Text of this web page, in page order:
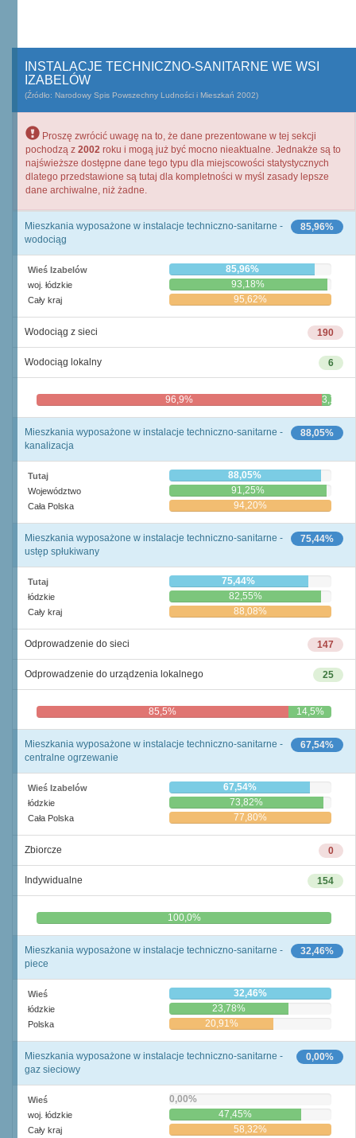
INSTALACJE TECHNICZNO-SANITARNE WE WSI
IZABELÓW
(Źródło: Narodowy Spis Powszechny Ludności i Mieszkań 2002)
Proszę zwrócić uwagę na to, że dane prezentowane w tej sekcji
pochodzą z 2002 roku i mogą już być mocno nieaktualne. Jednakże są to
najświeższe dostępne dane tego typu dla miejscowości statystycznych
dlatego przedstawione są tutaj dla kompletności w myśl zasady lepsze
dane archiwalne, niż żadne.
85,96%
Mieszkania wyposażone w instalacje techniczno-sanitarne -
wodociąg
Wieś Izabelów 85,96%
woj. łódzkie 93,18%
Cały kraj 95,62%
190
Wodociąg z sieci
6
Wodociąg lokalny
96,9% 3,1%
88,05%
Mieszkania wyposażone w instalacje techniczno-sanitarne -
kanalizacja
Tutaj 88,05%
Województwo 91,25%
Cała Polska 94,20%
75,44%
Mieszkania wyposażone w instalacje techniczno-sanitarne -
ustęp spłukiwany
Tutaj 75,44%
łódzkie 82,55%
Cały kraj 88,08%
147
Odprowadzenie do sieci
25
Odprowadzenie do urządzenia lokalnego
85,5% 14,5%
67,54%
Mieszkania wyposażone w instalacje techniczno-sanitarne -
centralne ogrzewanie
Wieś Izabelów 67,54%
łódzkie 73,82%
Cała Polska 77,80%
0
Zbiorcze
154
Indywidualne
0,0% 100,0%
32,46%
Mieszkania wyposażone w instalacje techniczno-sanitarne -
piece
Wieś 32,46%
łódzkie 23,78%
Polska 20,91%
0,00%
Mieszkania wyposażone w instalacje techniczno-sanitarne -
gaz sieciowy
Wieś 0,00%
woj. łódzkie 47,45%
Cały kraj 58,32%